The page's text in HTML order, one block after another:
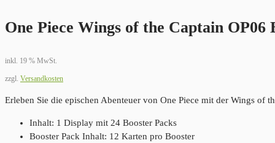
One Piece Wings of the Captain OP06
inkl. 19 % MwSt.
zzgl. Versandkosten
Erleben Sie die epischen Abenteuer von One Piece mit der Wings
Inhalt: 1 Display mit 24 Booster Packs
Booster Pack Inhalt: 12 Karten pro Booster